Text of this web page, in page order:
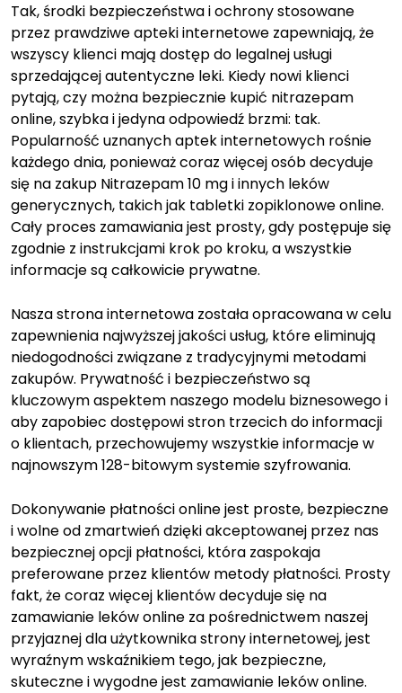
Tak, środki bezpieczeństwa i ochrony stosowane
przez prawdziwe apteki internetowe zapewniają, że
wszyscy klienci mają dostęp do legalnej usługi
sprzedającej autentyczne leki. Kiedy nowi klienci
pytają, czy można bezpiecznie kupić nitrazepam
online, szybka i jedyna odpowiedź brzmi: tak.
Popularność uznanych aptek internetowych rośnie
każdego dnia, ponieważ coraz więcej osób decyduje
się na zakup Nitrazepam 10 mg i innych leków
generycznych, takich jak tabletki zopiklonowe online.
Cały proces zamawiania jest prosty, gdy postępuje się
zgodnie z instrukcjami krok po kroku, a wszystkie
informacje są całkowicie prywatne.
Nasza strona internetowa została opracowana w celu
zapewnienia najwyższej jakości usług, które eliminują
niedogodności związane z tradycyjnymi metodami
zakupów. Prywatność i bezpieczeństwo są
kluczowym aspektem naszego modelu biznesowego i
aby zapobiec dostępowi stron trzecich do informacji
o klientach, przechowujemy wszystkie informacje w
najnowszym 128-bitowym systemie szyfrowania.
Dokonywanie płatności online jest proste, bezpieczne
i wolne od zmartwień dzięki akceptowanej przez nas
bezpiecznej opcji płatności, która zaspokaja
preferowane przez klientów metody płatności. Prosty
fakt, że coraz więcej klientów decyduje się na
zamawianie leków online za pośrednictwem naszej
przyjaznej dla użytkownika strony internetowej, jest
wyraźnym wskaźnikiem tego, jak bezpieczne,
skuteczne i wygodne jest zamawianie leków online.